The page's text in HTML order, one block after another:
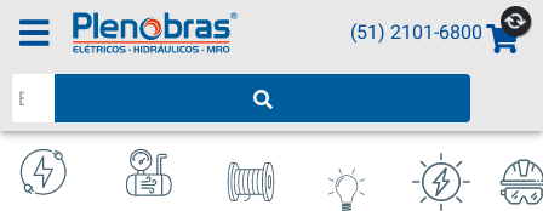
Pesquisar produtos
(51) 2101-6800